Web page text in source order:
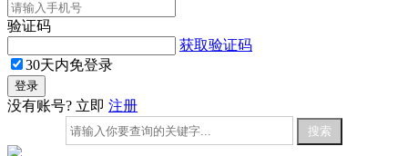
验证码
获取验证码
30天内免登录
没有账号? 立即 注册